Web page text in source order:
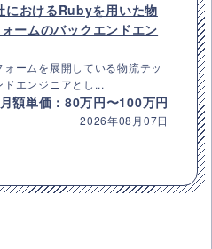
におけるRubyを用いた物
ームのバックエンドエン
ームを展開している物流テッ
エンジニアとし...
月額単価：80万円〜100万円
2026年08月07日